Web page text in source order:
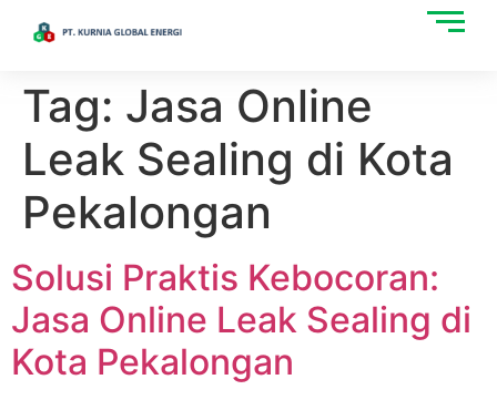
Tag: Jasa Online
Leak Sealing di Kota
Pekalongan
Solusi Praktis Kebocoran:
Jasa Online Leak Sealing di
Kota Pekalongan